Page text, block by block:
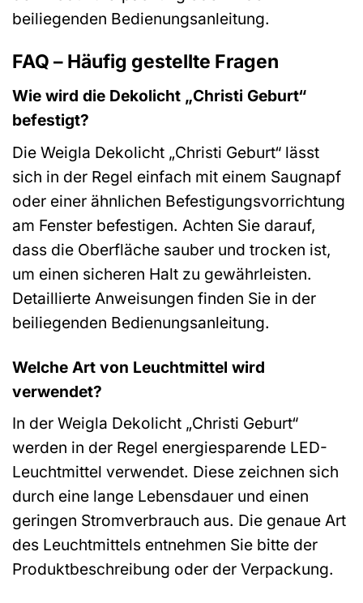
beiliegenden Bedienungsanleitung.
FAQ – Häufig gestellte Fragen
Wie wird die Dekolicht „Christi Geburt“
befestigt?
Die Weigla Dekolicht „Christi Geburt“ lässt
sich in der Regel einfach mit einem Saugnapf
oder einer ähnlichen Befestigungsvorrichtung
am Fenster befestigen. Achten Sie darauf,
dass die Oberfläche sauber und trocken ist,
um einen sicheren Halt zu gewährleisten.
Detaillierte Anweisungen finden Sie in der
beiliegenden Bedienungsanleitung.
Welche Art von Leuchtmittel wird
verwendet?
In der Weigla Dekolicht „Christi Geburt“
werden in der Regel energiesparende LED-
Leuchtmittel verwendet. Diese zeichnen sich
durch eine lange Lebensdauer und einen
geringen Stromverbrauch aus. Die genaue Art
des Leuchtmittels entnehmen Sie bitte der
Produktbeschreibung oder der Verpackung.